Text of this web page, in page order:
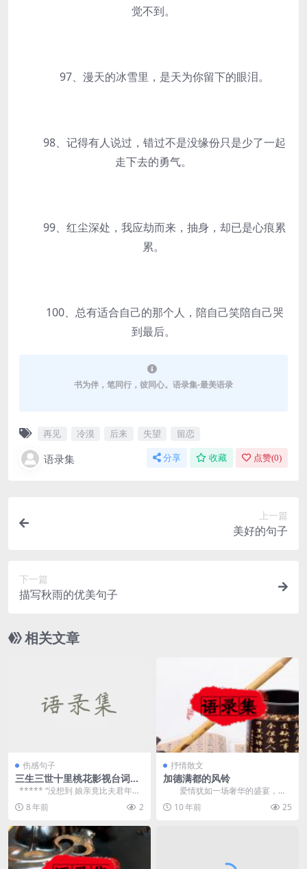
觉不到。
97、漫天的冰雪里，是天为你留下的眼泪。
98、记得有人说过，错过不是没缘份只是少了一起
走下去的勇气。
99、红尘深处，我应劫而来，抽身，却已是心痕累
累。
100、总有适合自己的那个人，陪自己笑陪自己哭
到最后。
书为伴，笔同行，彼同心。语录集-最美语录
再见 冷漠 后来 失望 留恋
语录集 分享 收藏 点赞(0)
上一篇
美好的句子
下一篇
描写秋雨的优美句子
相关文章
伤感句子
三生三世十里桃花影视台词欣
赏
***** “没想到 娘亲竟比夫君年岁
大了这么多 父君...
8 年前 2
抒情散文
加德满都的风铃
爱情犹如一场奢华的盛宴，每
每盛装出席，结果却总是满杯狼
羁。而下一次盛宴到来，...
10 年前 25